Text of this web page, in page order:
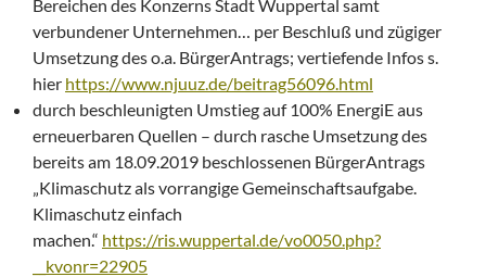
Bereichen des Konzerns Stadt Wuppertal samt
verbundener Unternehmen… per Beschluß und zügiger
Umsetzung des o.a. BürgerAntrags; vertiefende Infos s.
hier https://www.njuuz.de/beitrag56096.html
durch beschleunigten Umstieg auf 100% EnergiE aus
erneuerbaren Quellen – durch rasche Umsetzung des
bereits am 18.09.2019 beschlossenen BürgerAntrags
„Klimaschutz als vorrangige Gemeinschaftsaufgabe.
Klimaschutz einfach
machen.“ https://ris.wuppertal.de/vo0050.php?
__kvonr=22905